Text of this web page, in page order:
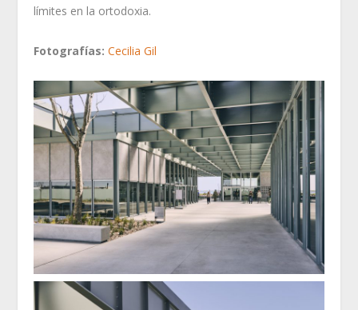
límites en la ortodoxia.
Fotografías: Cecilia Gil